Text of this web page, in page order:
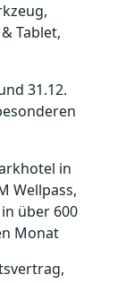
Tablet,
31.12.
in
Wellpass,
über 600
Monat